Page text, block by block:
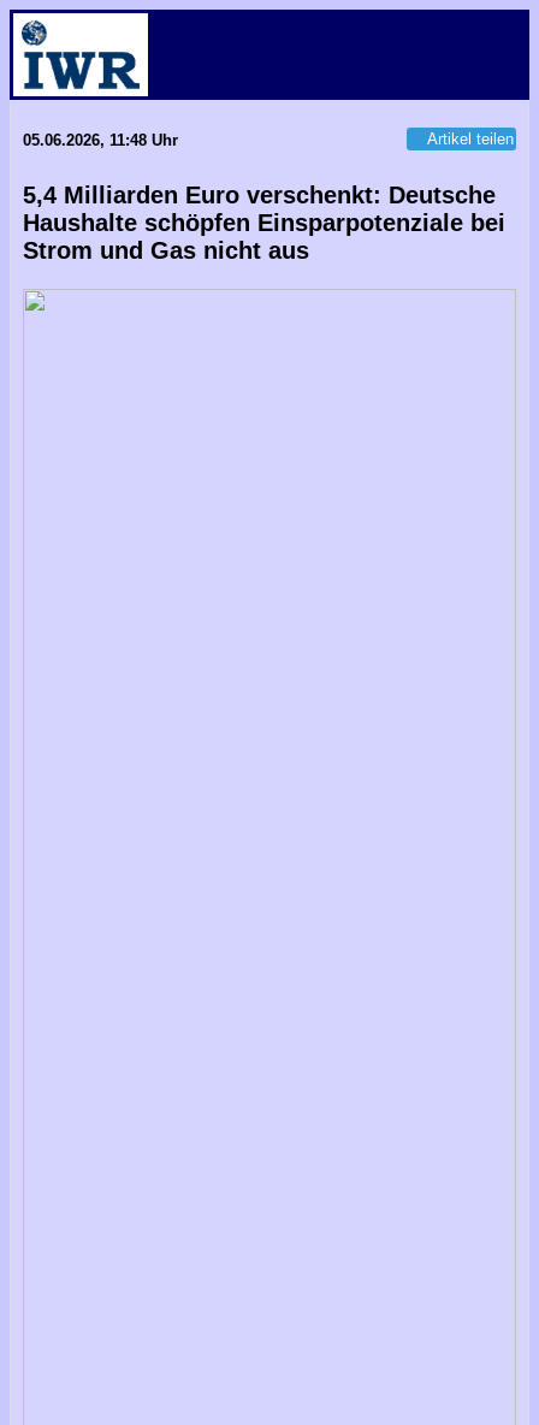
05.06.2026, 11:48 Uhr Artikel teilen
5,4 Milliarden Euro verschenkt: Deutsche
Haushalte schöpfen Einsparpotenziale bei
Strom und Gas nicht aus